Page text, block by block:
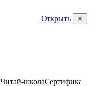
Открыть
Читай-школаСертификаты